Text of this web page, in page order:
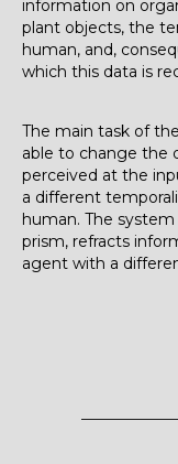
information on
plant objects, the
human, and,
which this data is
The main task of
able to change the
perceived at the
a different
human. The
prism, refracts
agent with a